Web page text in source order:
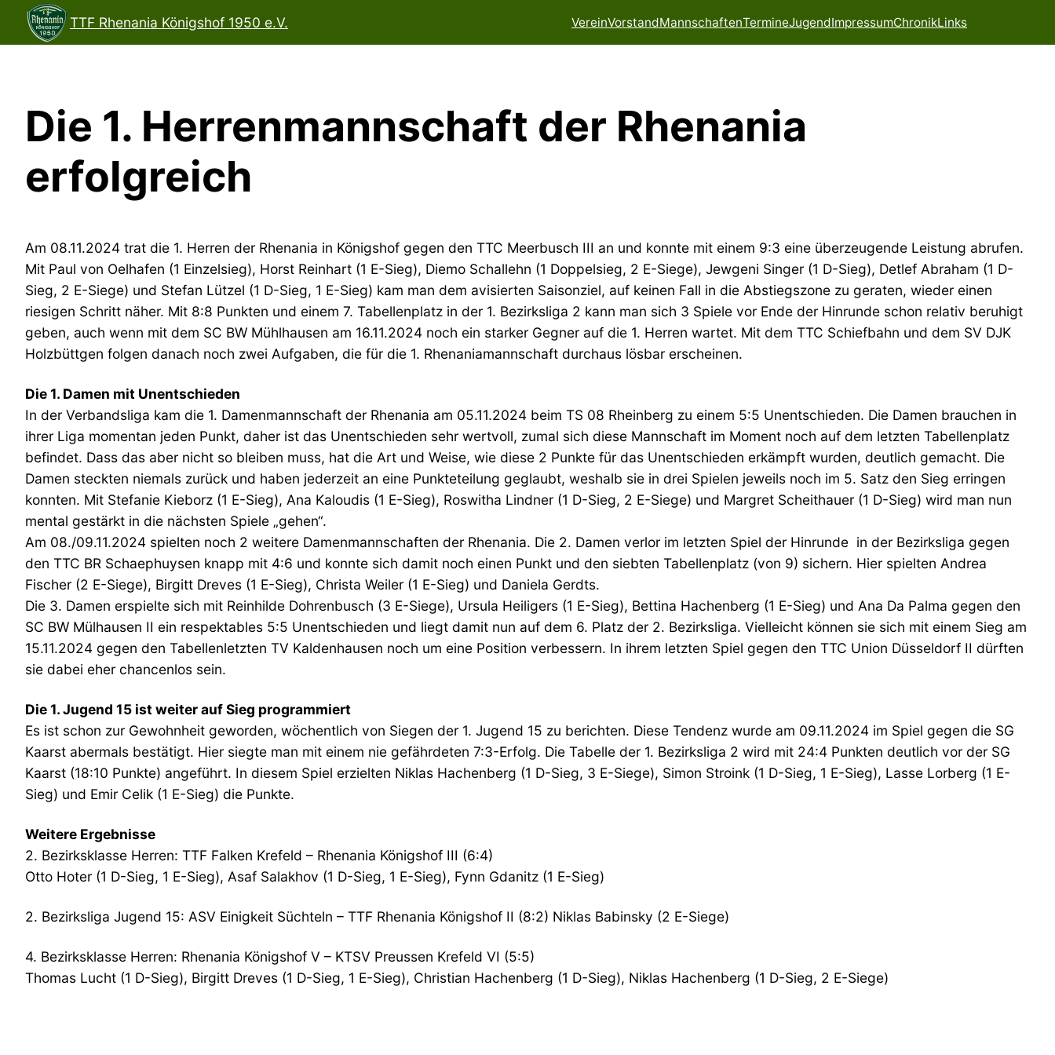
Direkt
TTF Rhenania Königshof 1950 e.V. VereinVorstandMannschaftenTermineJugendImpressumChronikLinks
Die 1. Herrenmannschaft der Rhenania
erfolgreich
Am 08.11.2024 trat die 1. Herren der Rhenania in Königshof gegen den TTC Meerbusch III an und konnte mit einem 9:3 eine überzeugende Leistung abrufen.
Mit Paul von Oelhafen (1 Einzelsieg), Horst Reinhart (1 E-Sieg), Diemo Schallehn (1 Doppelsieg, 2 E-Siege), Jewgeni Singer (1 D-Sieg), Detlef Abraham (1 D-
Sieg, 2 E-Siege) und Stefan Lützel (1 D-Sieg, 1 E-Sieg) kam man dem avisierten Saisonziel, auf keinen Fall in die Abstiegszone zu geraten, wieder einen
riesigen Schritt näher. Mit 8:8 Punkten und einem 7. Tabellenplatz in der 1. Bezirksliga 2 kann man sich 3 Spiele vor Ende der Hinrunde schon relativ beruhigt
geben, auch wenn mit dem SC BW Mühlhausen am 16.11.2024 noch ein starker Gegner auf die 1. Herren wartet. Mit dem TTC Schiefbahn und dem SV DJK
Holzbüttgen folgen danach noch zwei Aufgaben, die für die 1. Rhenaniamannschaft durchaus lösbar erscheinen.
Die 1. Damen mit Unentschieden
In der Verbandsliga kam die 1. Damenmannschaft der Rhenania am 05.11.2024 beim TS 08 Rheinberg zu einem 5:5 Unentschieden. Die Damen brauchen in
ihrer Liga momentan jeden Punkt, daher ist das Unentschieden sehr wertvoll, zumal sich diese Mannschaft im Moment noch auf dem letzten Tabellenplatz
befindet. Dass das aber nicht so bleiben muss, hat die Art und Weise, wie diese 2 Punkte für das Unentschieden erkämpft wurden, deutlich gemacht. Die
Damen steckten niemals zurück und haben jederzeit an eine Punkteteilung geglaubt, weshalb sie in drei Spielen jeweils noch im 5. Satz den Sieg erringen
konnten. Mit Stefanie Kieborz (1 E-Sieg), Ana Kaloudis (1 E-Sieg), Roswitha Lindner (1 D-Sieg, 2 E-Siege) und Margret Scheithauer (1 D-Sieg) wird man nun
mental gestärkt in die nächsten Spiele „gehen“.
Am 08./09.11.2024 spielten noch 2 weitere Damenmannschaften der Rhenania. Die 2. Damen verlor im letzten Spiel der Hinrunde in der Bezirksliga gegen
den TTC BR Schaephuysen knapp mit 4:6 und konnte sich damit noch einen Punkt und den siebten Tabellenplatz (von 9) sichern. Hier spielten Andrea
Fischer (2 E-Siege), Birgitt Dreves (1 E-Sieg), Christa Weiler (1 E-Sieg) und Daniela Gerdts.
Die 3. Damen erspielte sich mit Reinhilde Dohrenbusch (3 E-Siege), Ursula Heiligers (1 E-Sieg), Bettina Hachenberg (1 E-Sieg) und Ana Da Palma gegen den
SC BW Mülhausen II ein respektables 5:5 Unentschieden und liegt damit nun auf dem 6. Platz der 2. Bezirksliga. Vielleicht können sie sich mit einem Sieg am
15.11.2024 gegen den Tabellenletzten TV Kaldenhausen noch um eine Position verbessern. In ihrem letzten Spiel gegen den TTC Union Düsseldorf II dürften
sie dabei eher chancenlos sein.
Die 1. Jugend 15 ist weiter auf Sieg programmiert
Es ist schon zur Gewohnheit geworden, wöchentlich von Siegen der 1. Jugend 15 zu berichten. Diese Tendenz wurde am 09.11.2024 im Spiel gegen die SG
Kaarst abermals bestätigt. Hier siegte man mit einem nie gefährdeten 7:3-Erfolg. Die Tabelle der 1. Bezirksliga 2 wird mit 24:4 Punkten deutlich vor der SG
Kaarst (18:10 Punkte) angeführt. In diesem Spiel erzielten Niklas Hachenberg (1 D-Sieg, 3 E-Siege), Simon Stroink (1 D-Sieg, 1 E-Sieg), Lasse Lorberg (1 E-
Sieg) und Emir Celik (1 E-Sieg) die Punkte.
Weitere Ergebnisse
2. Bezirksklasse Herren: TTF Falken Krefeld – Rhenania Königshof III (6:4)
Otto Hoter (1 D-Sieg, 1 E-Sieg), Asaf Salakhov (1 D-Sieg, 1 E-Sieg), Fynn Gdanitz (1 E-Sieg)
2. Bezirksliga Jugend 15: ASV Einigkeit Süchteln – TTF Rhenania Königshof II (8:2) Niklas Babinsky (2 E-Siege)
4. Bezirksklasse Herren: Rhenania Königshof V – KTSV Preussen Krefeld VI (5:5)
Thomas Lucht (1 D-Sieg), Birgitt Dreves (1 D-Sieg, 1 E-Sieg), Christian Hachenberg (1 D-Sieg), Niklas Hachenberg (1 D-Sieg, 2 E-Siege)